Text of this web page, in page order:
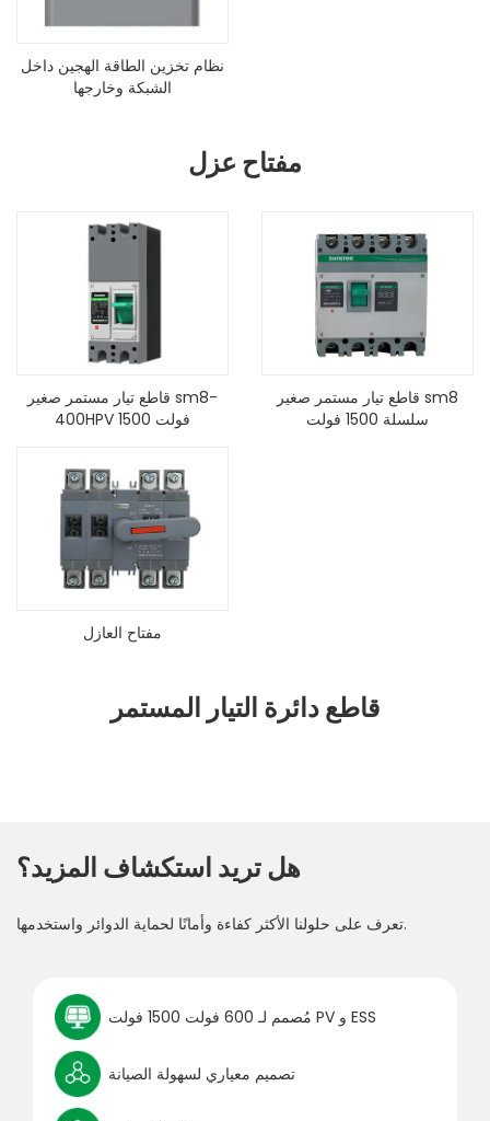
نظام تخزين الطاقة الهجين داخل
الشبكة وخارجها
مفتاح عزل
قاطع تيار مستمر صغير sm8-
400HPV 1500 فولت
قاطع تيار مستمر صغير sm8
سلسلة 1500 فولت
مفتاح العازل
قاطع دائرة التيار المستمر
هل تريد استكشاف المزيد؟
تعرف على حلولنا الأكثر كفاءة وأمانًا لحماية الدوائر واستخدمها.
مُصمم لـ 600 فولت 1500 فولت PV و ESS
تصميم معياري لسهولة الصيانة